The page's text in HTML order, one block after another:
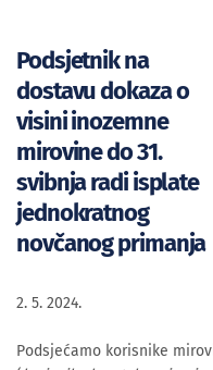
Podsjetnik na
dostavu dokaza o
visini inozemne
mirovine do 31.
svibnja radi isplate
jednokratnog
novčanog primanja
2. 5. 2024.
Podsjećamo korisnike